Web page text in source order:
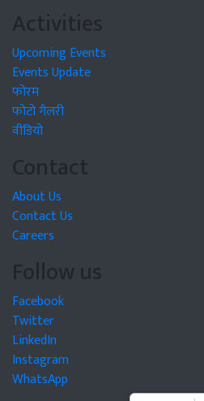
Activities
Upcoming Events
Events Update
फोरम
फोटो गैलरी
वीडियो
Contact
About Us
Contact Us
Careers
Follow us
Facebook
Twitter
LinkedIn
Instagram
WhatsApp